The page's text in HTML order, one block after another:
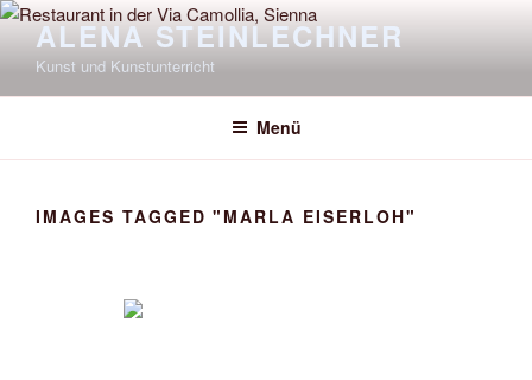
Zum
Inhalt
springen
ALENA STEINLECHNER
Kunst und Kunstunterricht
Menü
IMAGES TAGGED "MARLA EISERLOH"